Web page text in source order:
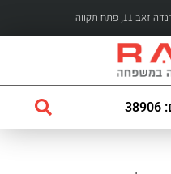
זאב 11, פתח תקווה